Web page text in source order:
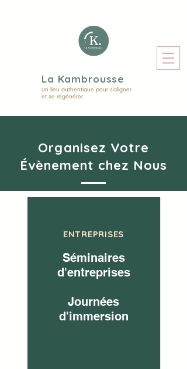
La Kambrousse
Un lieu authentique pour s'aligner
et se régénérer.
Organisez Votre
Évènement chez Nous
ENTREPRISES
Séminaires
d'entreprises
Journées
d'immersion